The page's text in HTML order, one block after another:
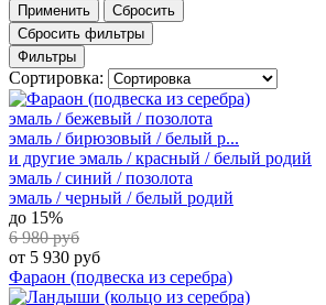
Применить
Сбросить
Сбросить фильтры
Фильтры
Сортировка:
эмаль / бежевый / позолота
эмаль / бирюзовый / белый р...
и другие эмаль / красный / белый родий
эмаль / синий / позолота
эмаль / черный / белый родий
до 15%
6 980 руб
от 5 930 руб
Фараон (подвеска из серебра)